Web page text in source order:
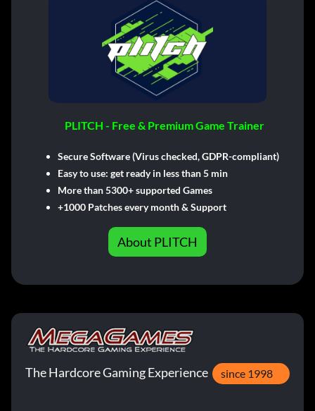
PLITCH - Free & Premium Game Trainer
Secure Software (Virus checked, GDPR-compliant)
Easy to use: get ready in less than 5 min
More than 5300+ supported Games
+1000 Patches every month & Support
About PLITCH
The Hardcore Gaming Experience since 1998